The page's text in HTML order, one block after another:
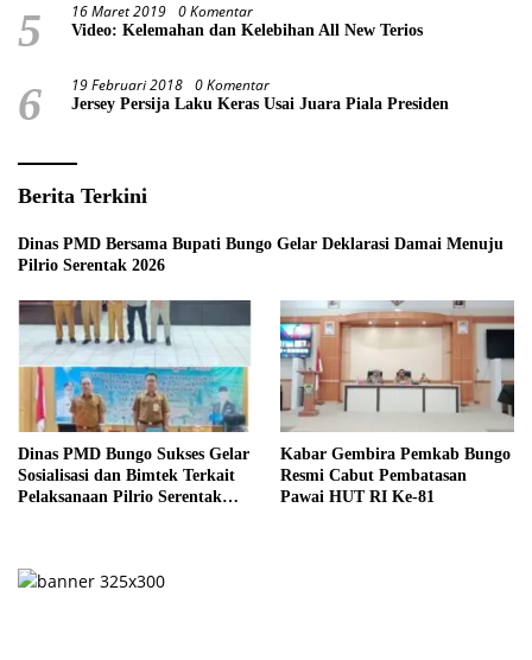
5 16 Maret 2019 0 Komentar
Video: Kelemahan dan Kelebihan All New Terios
6 19 Februari 2018 0 Komentar
Jersey Persija Laku Keras Usai Juara Piala Presiden
Berita Terkini
Dinas PMD Bersama Bupati Bungo Gelar Deklarasi Damai Menuju
Pilrio Serentak 2026
Dinas PMD Bungo Sukses Gelar
Sosialisasi dan Bimtek Terkait
Pelaksanaan Pilrio Serentak
Kabar Gembira Pemkab Bungo
Resmi Cabut Pembatasan
Pawai HUT RI Ke-81